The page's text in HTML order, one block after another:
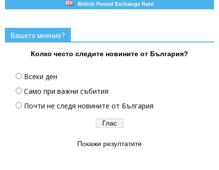
British Pound Exchange Rate
Вашето мнение?
Колко често следите новините от България?
Всеки ден
Само при важни събития
Почти не следя новините от България
Покажи резултатите